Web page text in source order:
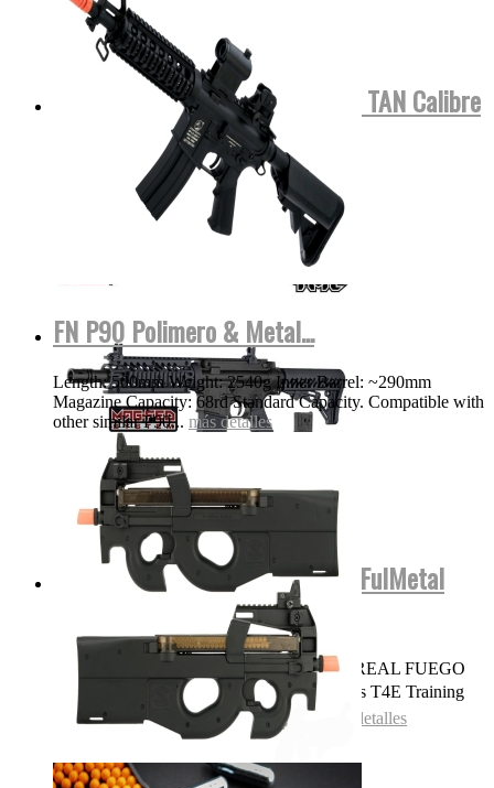
Tippmann TMC COLOR NEGRA o TAN Calibre
MOSTRAR VIDEO más detalles
Glock17 Gen5 Cerficacion Glock FulMetal
OJO NADA DE POLVORA SONIDO REAL FUEGO
FOGUEO ILEGAL👌 Las replicas pistolas T4E Training
for Engagement te permiten entrenar...
más detalles
FN P90 Polimero & Metal...
Length: 500mm Weight: 2540g Inner Barrel: ~290mm
Magazine Capacity: 68rd Standard Capacity. Compatible with
other similar P90... más detalles